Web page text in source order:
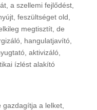
a szellemi fejlődést,
feszültséget old,
megtisztít, de
hangulatjavító,
aktivizáló,
ízlést alakító
a lelket,